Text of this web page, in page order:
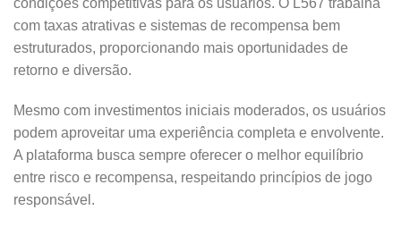
com taxas atrativas e sistemas de recompensa bem
estruturados, proporcionando mais oportunidades de
retorno e diversão.
Mesmo com investimentos iniciais moderados, os usuários
podem aproveitar uma experiência completa e envolvente.
A plataforma busca sempre oferecer o melhor equilíbrio
entre risco e recompensa, respeitando princípios de jogo
responsável.